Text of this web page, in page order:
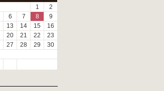
1
2
6 7 8
9
13 14 15
16
20 21 22
23
27 28 29
30